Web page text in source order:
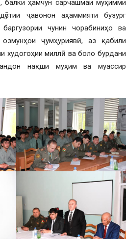
балки ҳамчун сарчашмаи муҳимми
ҷавонон аҳаммияти бузург
чунин чорабиниҳо ва
ҷумҳуриявӣ, аз қабили
худогоҳии миллӣ ва боло бурдани
нақши муҳим ва муассир